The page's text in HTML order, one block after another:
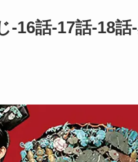
16話-17話-18